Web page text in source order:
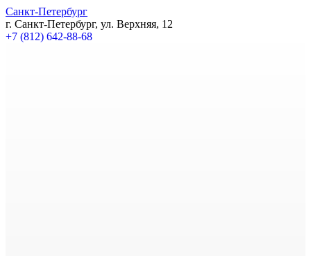
Санкт-Петербург
г. Санкт-Петербург, ул. Верхняя, 12
+7 (812) 642-88-68